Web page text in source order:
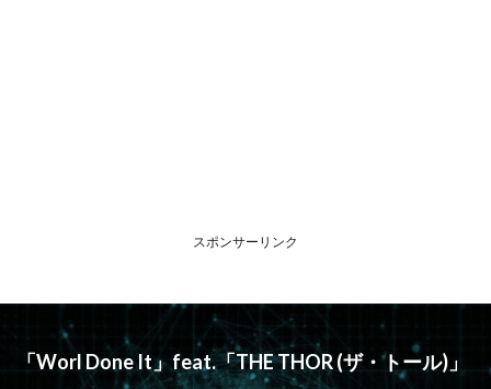
スポンサーリンク
「Worl Done It」feat.「THE THOR (ザ・トール)」